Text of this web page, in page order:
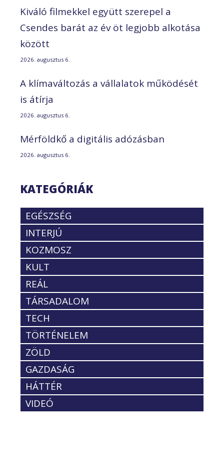
Kiváló filmekkel együtt szerepel a
Csendes barát az év öt legjobb alkotása
között
2026. augusztus 6.
A klímaváltozás a vállalatok működését
is átírja
2026. augusztus 6.
Mérföldkő a digitális adózásban
2026. augusztus 6.
KATEGÓRIÁK
EGÉSZSÉG
INTERJÚ
KOZMOSZ
KULT
REÁL
TÁRSADALOM
TECH
TÖRTÉNELEM
ZÖLD
GAZDASÁG
HÁTTÉR
VIDEÓ